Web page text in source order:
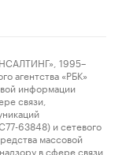
1995–
агентства «РБК»
информации
связи,
63848) и сетевого
массовой
в сфере связи,